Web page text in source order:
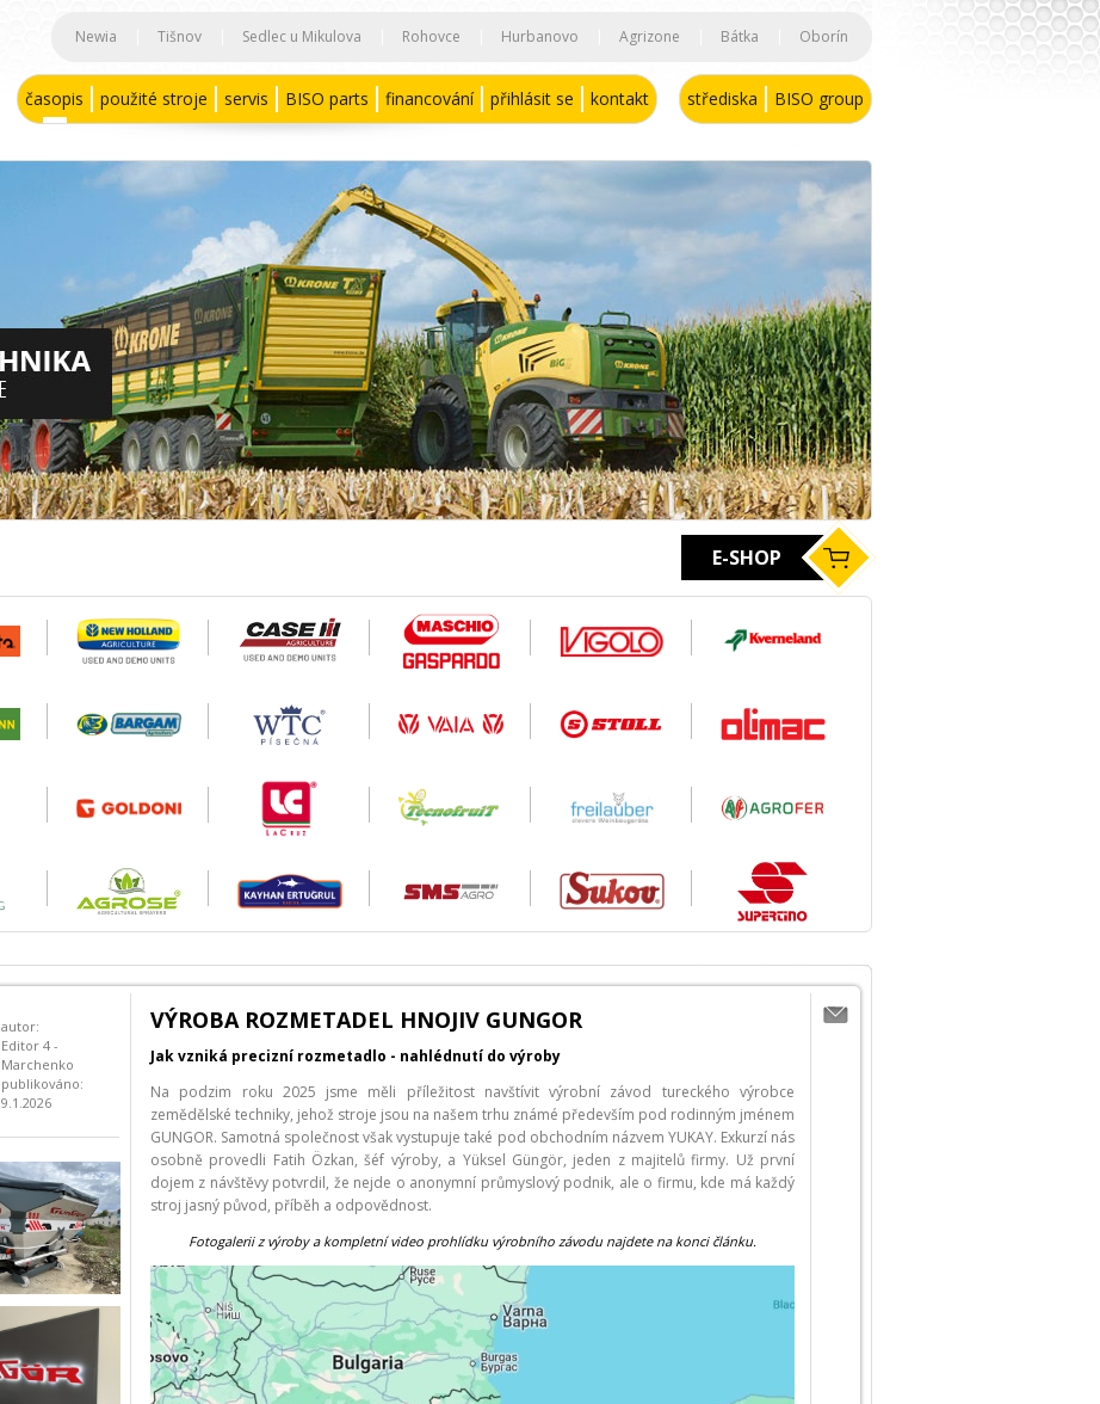
Newia Tišnov Sedlec u Mikulova Rohovce Hurbanovo Agrizone Bátka Oborín
střediska BISO group
časopis použité stroje servis BISO parts financování přihlásit se kontakt
E-SHOP
autor:
Editor 4 -
Marchenko
publikováno:
9.1.2026
VÝROBA ROZMETADEL HNOJIV GUNGOR
Jak vzniká precizní rozmetadlo - nahlédnutí do výroby
Na podzim roku 2025 jsme měli příležitost navštívit výrobní závod tureckého výrobce
zemědělské techniky, jehož stroje jsou na našem trhu známé především pod rodinným jménem
GUNGOR. Samotná společnost však vystupuje také pod obchodním názvem YUKAY. Exkurzí nás
osobně provedli Fatih Özkan, šéf výroby, a Yüksel Güngör, jeden z majitelů firmy. Už první
dojem z návštěvy potvrdil, že nejde o anonymní průmyslový podnik, ale o firmu, kde má každý
stroj jasný původ, příběh a odpovědnost.
Fotogalerii z výroby a kompletní video prohlídku výrobního závodu najdete na konci článku.